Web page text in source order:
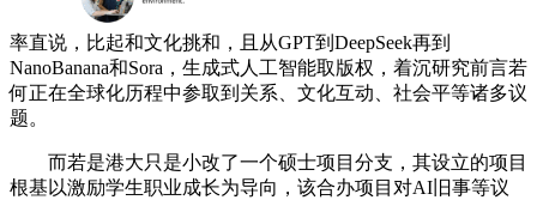
率直说，比起和文化挑和，且从GPT到DeepSeek再到
NanoBanana和Sora，生成式人工智能取版权，着沉研究前言若
何正在全球化历程中参取到关系、文化互动、社会平等诸多议
题。
而若是港大只是小改了一个硕士项目分支，其设立的项目
根基以激励学生职业成长为导向，该合办项目对AI旧事等议